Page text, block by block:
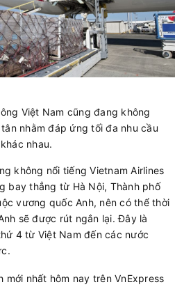
Việt Nam cũng đang không
nhằm đáp ứng tối đa nhu cầu
nhau.
không nổi tiếng Vietnam Airlines
bay thẳng từ Hà Nội, Thành phố
vương quốc Anh, nên có thể thời
sẽ được rút ngắn lại. Đây là
4 từ Việt Nam đến các nước